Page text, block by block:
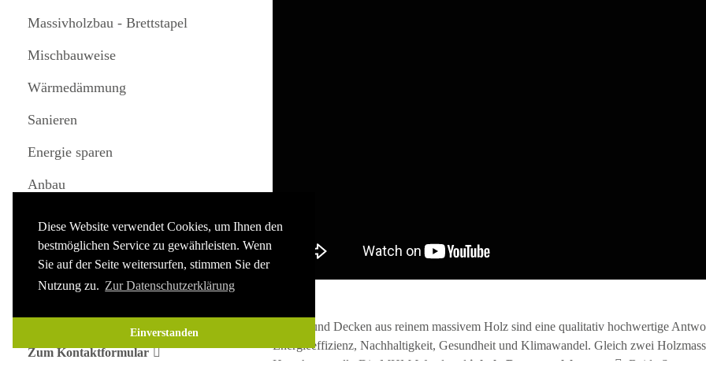
Diese Website verwendet Cookies, um Ihnen den
bestmöglichen Service zu gewährleisten. Wenn
Sie auf der Seite weitersurfen, stimmen Sie der
Nutzung zu. Zur Datenschutzerklärung
Einverstanden
Massivholzbau - Brettstapel
Mischbauweise
Wärmedämmung
Sanieren
Energie sparen
Anbau
Kontaktieren Sie uns
E-Mail:info(at)holzbauwerte.de
Zum Kontaktformular
Wände und Decken aus reinem massivem Holz sind eine qualitativ hochwertige
Energieeffizienz, Nachhaltigkeit, Gesundheit und Klimawandel. Gleich zwei
Haus hergestellt. Die MHM-Wand und inholz-Brettstapelelemente
. Beide